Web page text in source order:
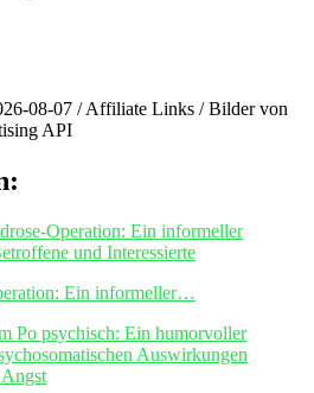
08-07 / Affiliate Links / Bilder von
API
Ein informeller…